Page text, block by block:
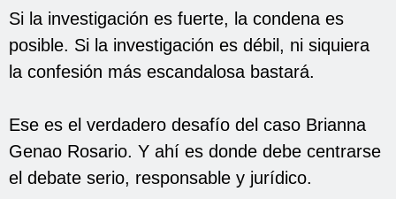
Si la investigación es fuerte, la condena es
posible. Si la investigación es débil, ni siquiera
la confesión más escandalosa bastará.
Ese es el verdadero desafío del caso Brianna
Genao Rosario. Y ahí es donde debe centrarse
el debate serio, responsable y jurídico.